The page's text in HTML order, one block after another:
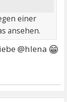
einer
ansehen.
@hlena 😁